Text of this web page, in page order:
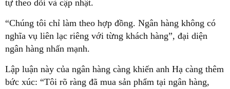
tự theo dõi và cập nhật.
“Chúng tôi chỉ làm theo hợp đồng. Ngân hàng không có
nghĩa vụ liên lạc riêng với từng khách hàng”, đại diện
ngân hàng nhấn mạnh.
Lập luận này của ngân hàng càng khiến anh Hạ càng thêm
bức xúc: “Tôi rõ ràng đã mua sản phẩm tại ngân hàng,